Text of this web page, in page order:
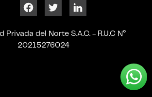
Privada del Norte S.A.C. - R.U.C N°
20215276024